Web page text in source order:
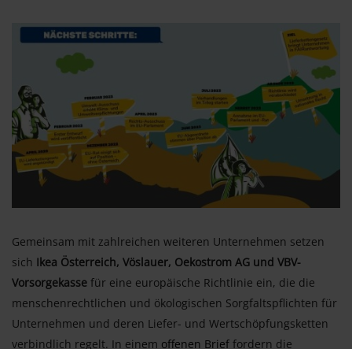
Gemeinsam mit zahlreichen weiteren Unternehmen setzen
sich Ikea Österreich, Vöslauer, Oekostrom AG und VBV-
Vorsorgekasse für eine europäische Richtlinie ein, die die
menschenrechtlichen und ökologischen Sorgfaltspflichten für
Unternehmen und deren Liefer- und Wertschöpfungsketten
verbindlich regelt. In einem offenen Brief fordern die